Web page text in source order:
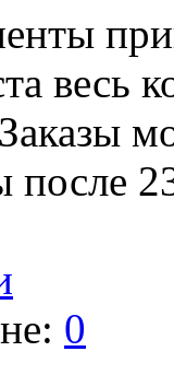
весь
0